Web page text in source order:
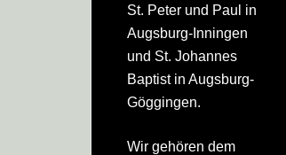
St. Peter und Paul in
Augsburg-Inningen
und St. Johannes
Baptist in Augsburg-
Göggingen.
Wir gehören dem